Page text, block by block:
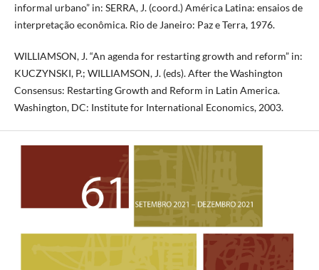
informal urbano” in: SERRA, J. (coord.) América Latina: ensaios de
interpretação econômica. Rio de Janeiro: Paz e Terra, 1976.
WILLIAMSON, J. “An agenda for restarting growth and reform” in:
KUCZYNSKI, P.; WILLIAMSON, J. (eds). After the Washington
Consensus: Restarting Growth and Reform in Latin America.
Washington, DC: Institute for International Economics, 2003.